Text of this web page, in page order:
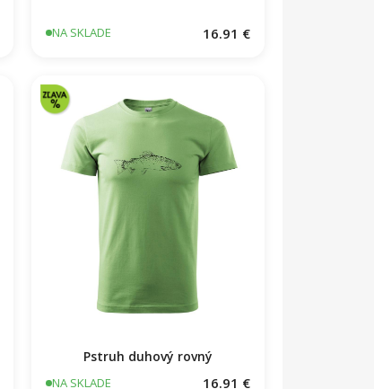
NA SKLADE 16.91 €
Pstruh duhový rovný
NA SKLADE 16.91 €